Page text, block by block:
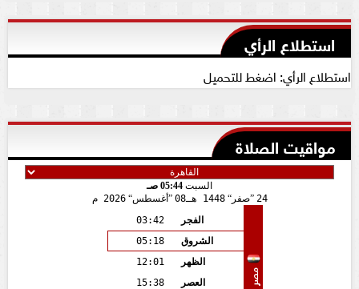
استطلاع الرأي
استطلاع الرأي: اضغط للتحميل
مواقيت الصلاة
السبت 05:44 صـ
24
صفر 1448 هـ 08 أغسطس 2026 م
مصر
الفجر
03:42
الشروق
05:18
الظهر
12:01
العصر
15:38